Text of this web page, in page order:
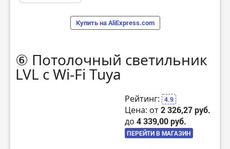
Купить на AliExpress.com
⑥ Потолочный светильник
LVL с Wi-Fi Tuya
Рейтинг: 4.9
Цена: от2 326,27 руб.
до 4 339,00 руб.
ПЕРЕЙТИ В МАГАЗИН